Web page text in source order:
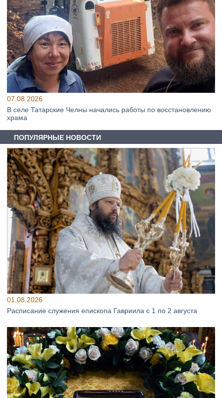
07.08.2026
В селе Татарские Челны начались работы по восстановлению
храма
ПОПУЛЯРНЫЕ НОВОСТИ
01.08.2026
Расписание служения епископа Гавриила с 1 по 2 августа